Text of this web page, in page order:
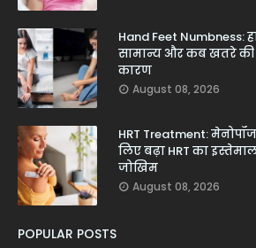
Hand Feet Numbness:
सामान्य और कब खतरे
कारण
August 08, 2026
HRT Treatment:
लिए बढ़ा HRT का
जोखिम
August 08, 2026
POPULAR POSTS